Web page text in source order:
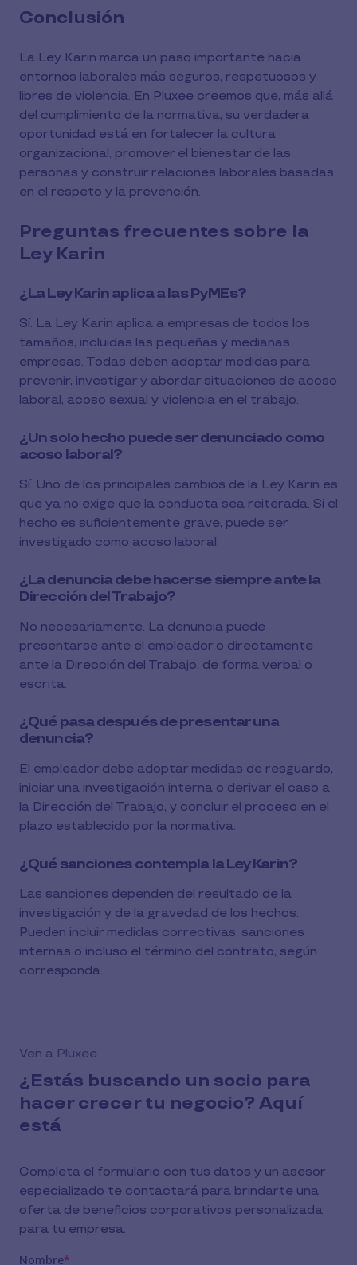
Conclusión
La Ley Karin marca un paso importante hacia
entornos laborales más seguros, respetuosos y
libres de violencia. En Pluxee creemos que, más allá
del cumplimiento de la normativa, su verdadera
oportunidad está en fortalecer la cultura
organizacional, promover el bienestar de las
personas y construir relaciones laborales basadas
en el respeto y la prevención.
Preguntas frecuentes sobre la
Ley Karin
¿La Ley Karin aplica a las PyMEs?
Sí. La Ley Karin aplica a empresas de todos los
tamaños, incluidas las pequeñas y medianas
empresas. Todas deben adoptar medidas para
prevenir, investigar y abordar situaciones de acoso
laboral, acoso sexual y violencia en el trabajo.
¿Un solo hecho puede ser denunciado como
acoso laboral?
Sí. Uno de los principales cambios de la Ley Karin es
que ya no exige que la conducta sea reiterada. Si el
hecho es suficientemente grave, puede ser
investigado como acoso laboral.
¿La denuncia debe hacerse siempre ante la
Dirección del Trabajo?
No necesariamente. La denuncia puede
presentarse ante el empleador o directamente
ante la Dirección del Trabajo, de forma verbal o
escrita.
¿Qué pasa después de presentar una
denuncia?
El empleador debe adoptar medidas de resguardo,
iniciar una investigación interna o derivar el caso a
la Dirección del Trabajo, y concluir el proceso en el
plazo establecido por la normativa.
¿Qué sanciones contempla la Ley Karin?
Las sanciones dependen del resultado de la
investigación y de la gravedad de los hechos.
Pueden incluir medidas correctivas, sanciones
internas o incluso el término del contrato, según
corresponda.
Ven a Pluxee
¿Estás buscando un socio para
hacer crecer tu negocio? Aquí
está
Completa el formulario con tus datos y un asesor
especializado te contactará para brindarte una
oferta de beneficios corporativos personalizada
para tu empresa.